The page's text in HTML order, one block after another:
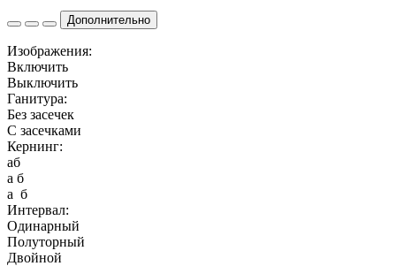
Дополнительно
Изображения:
Включить
Выключить
Ганитура:
Без засечек
С засечками
Кернинг:
aб
a б
a б
Интервал:
Одинарный
Полуторный
Двойной